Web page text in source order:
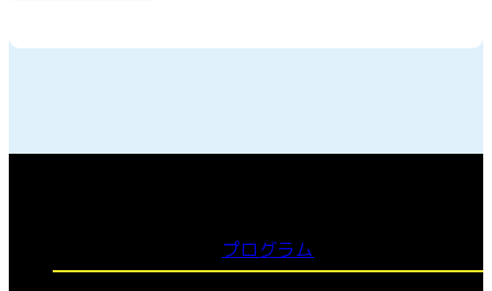
プログラム